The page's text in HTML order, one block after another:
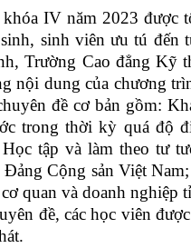
IV năm 2023 được
sinh viên ưu tú đến
Trường Cao đẳng Kỹ
nội dung của chương
đề cơ bản gồm:
trong thời kỳ quá độ
tập và làm theo tư
Cộng sản Việt
quan và doanh nghiệp
đề, các học viên